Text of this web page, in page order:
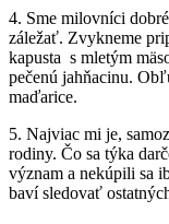
4. Sme milovníci
záležať. Zvykneme
kapusta s mletým
pečenú jahňacinu.
maďarice.
5. Najviac mi je,
rodiny. Čo sa týka
význam a nekúpili sa
baví sledovať